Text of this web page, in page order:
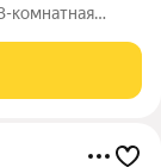
комнатная
тем, кто ищет